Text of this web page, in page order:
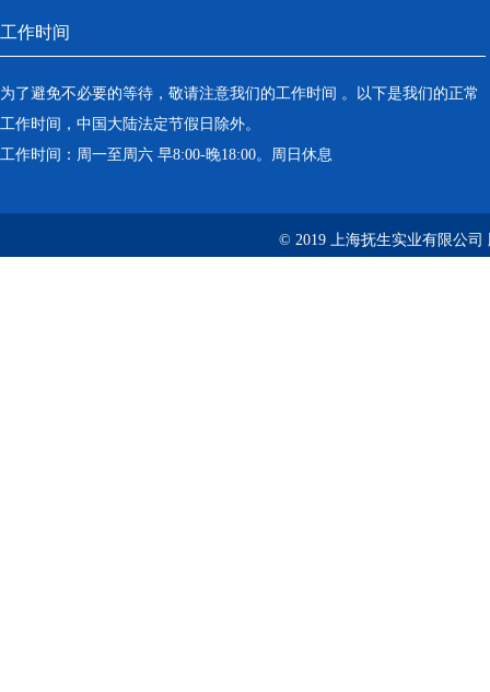
工作时间
为了避免不必要的等待，敬请注意我们的工作时间 。以下是我们的正常
工作时间，中国大陆法定节假日除外。
工作时间：周一至周六 早8:00-晚18:00。周日休息
© 2019 上海抚生实业有限公司